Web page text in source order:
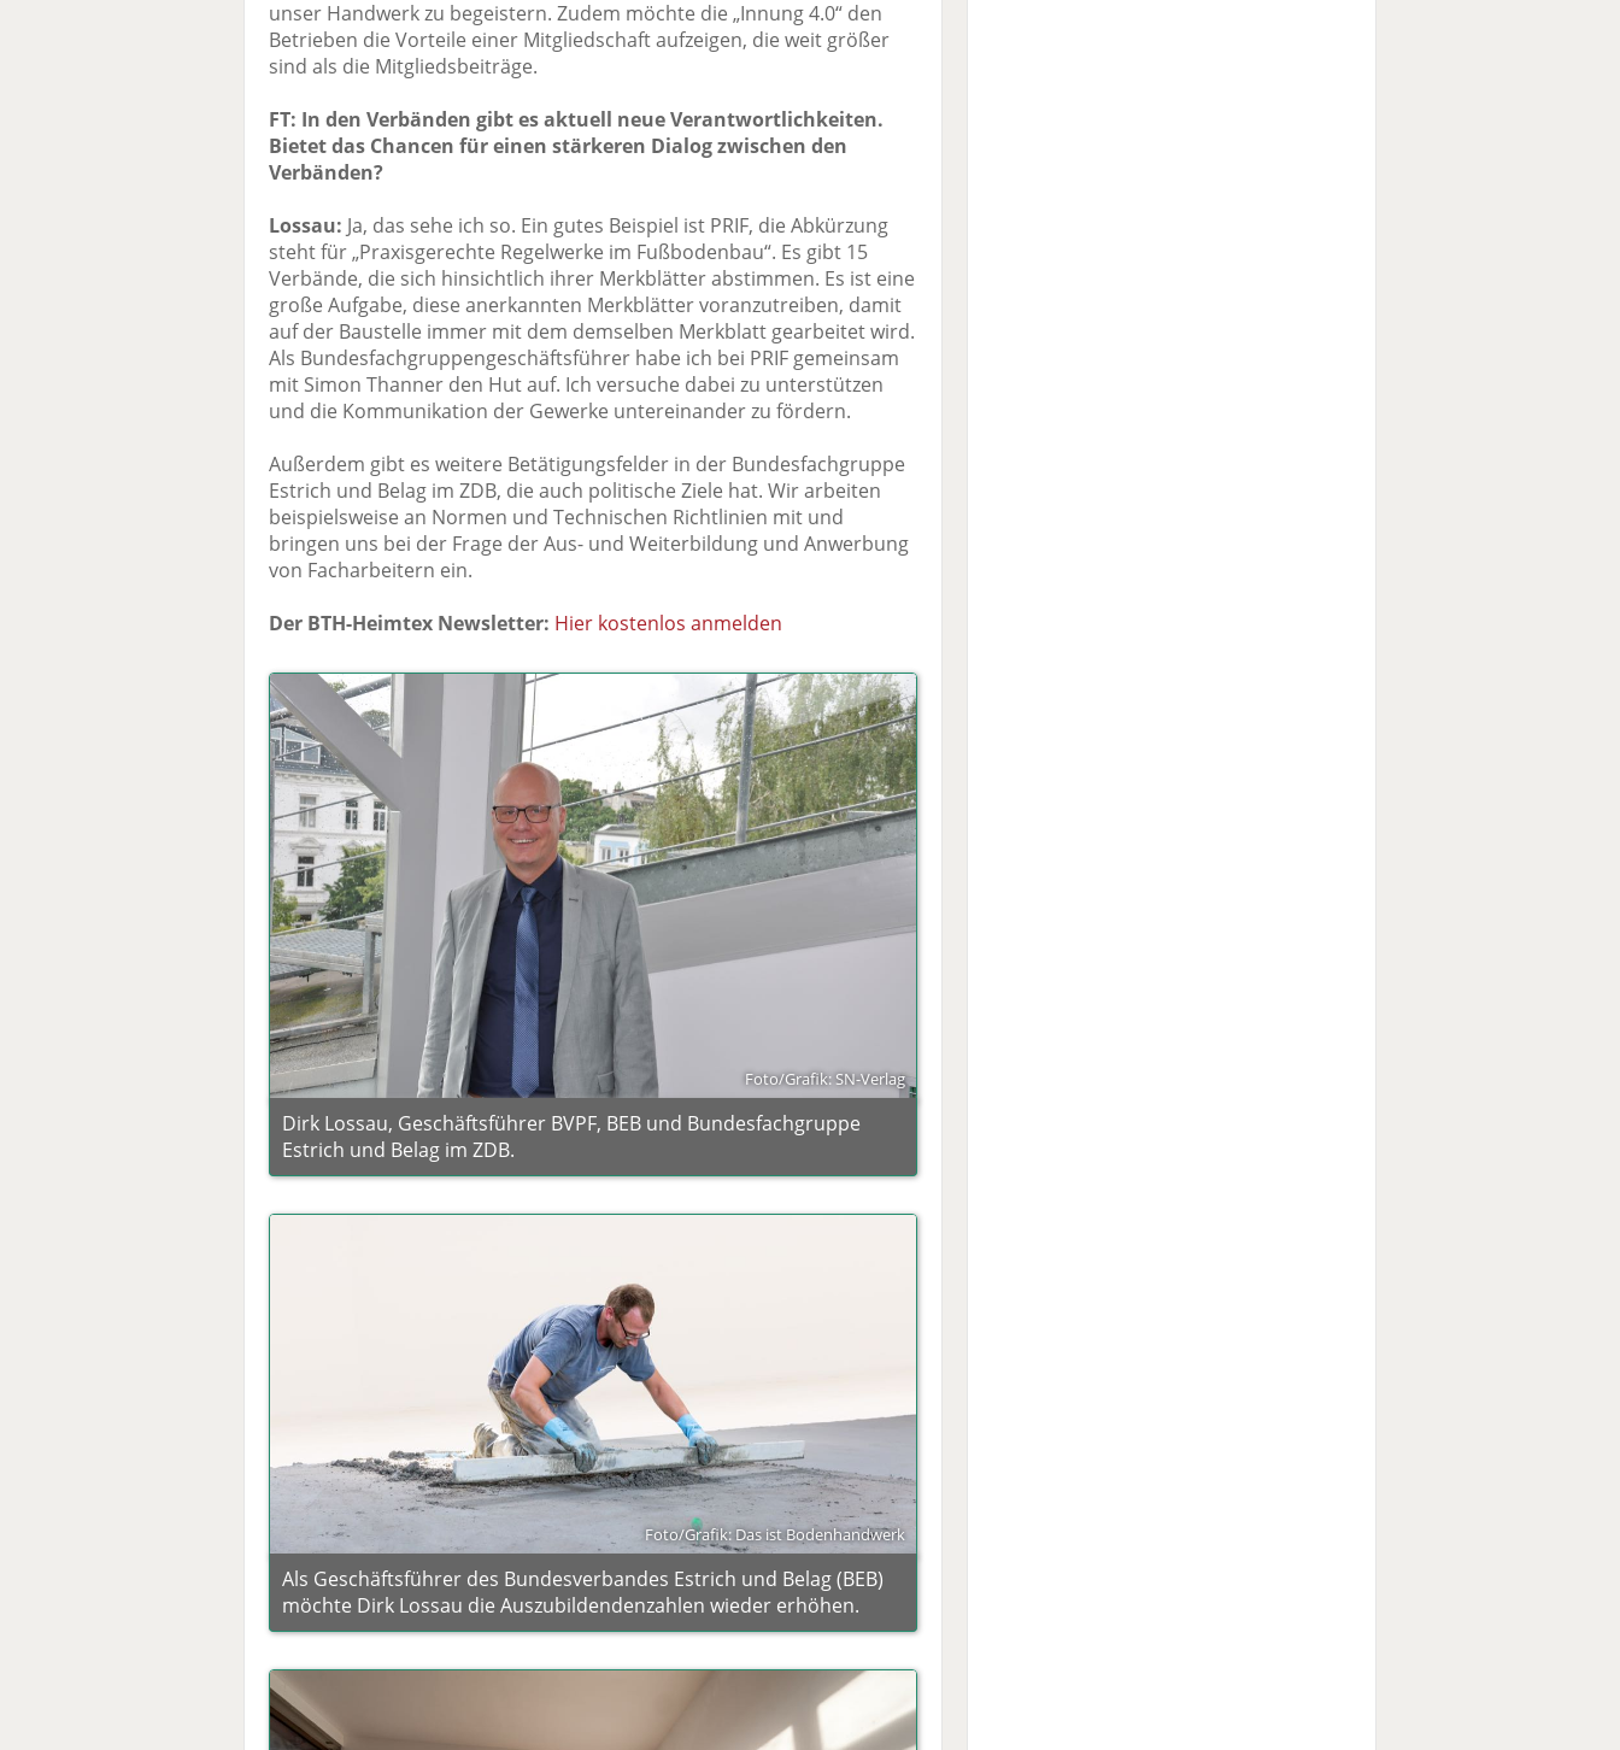
unser Handwerk zu begeistern. Zudem möchte die „Innung 4.0“ den
Betrieben die Vorteile einer Mitgliedschaft aufzeigen, die weit größer
sind als die Mitgliedsbeiträge.
FT: In den Verbänden gibt es aktuell neue Verantwortlichkeiten.
Bietet das Chancen für einen stärkeren Dialog zwischen den
Verbänden?
Lossau: Ja, das sehe ich so. Ein gutes Beispiel ist PRIF, die Abkürzung
steht für „Praxisgerechte Regelwerke im Fußbodenbau“. Es gibt 15
Verbände, die sich hinsichtlich ihrer Merkblätter abstimmen. Es ist eine
große Aufgabe, diese anerkannten Merkblätter voranzutreiben, damit
auf der Baustelle immer mit dem demselben Merkblatt gearbeitet wird.
Als Bundesfachgruppengeschäftsführer habe ich bei PRIF gemeinsam
mit Simon Thanner den Hut auf. Ich versuche dabei zu unterstützen
und die Kommunikation der Gewerke untereinander zu fördern.
Außerdem gibt es weitere Betätigungsfelder in der Bundesfachgruppe
Estrich und Belag im ZDB, die auch politische Ziele hat. Wir arbeiten
beispielsweise an Normen und Technischen Richtlinien mit und
bringen uns bei der Frage der Aus- und Weiterbildung und Anwerbung
von Facharbeitern ein.
Der BTH-Heimtex Newsletter: Hier kostenlos anmelden
Foto/Grafik: SN-Verlag
Dirk Lossau, Geschäftsführer BVPF, BEB und Bundesfachgruppe
Estrich und Belag im ZDB.
Foto/Grafik: Das ist Bodenhandwerk
Als Geschäftsführer des Bundesverbandes Estrich und Belag (BEB)
möchte Dirk Lossau die Auszubildendenzahlen wieder erhöhen.